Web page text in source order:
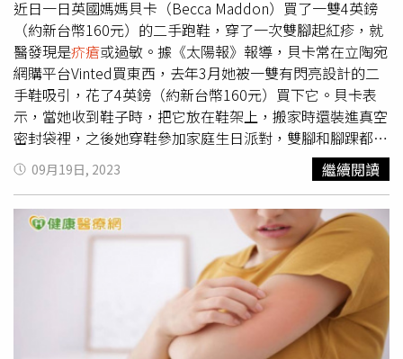
腫瘤，用指態度惡劣、擺爛。【很ㄔㄨㄚ】Trouble，很忙
碌、病情嚴重。【飛ㄇ哩】Family，病人家屬，這個應該
「全家」都會。【很ㄇ】Murmur，愛碎碎唸，意指愛碎
念、很挑剔。【殺一下】Suction，抽一下痰。【阿浪】
Alarm，生理監視器的警報或者叫人鈴。【滂】Puncture，
指穿刺。【滂嘎死】Puncture Gas，指抽動脈血的意思。
【賽奇】Psychic 指有精神疾病或無法理解的行為。【灰
累】Failure，失敗。用在插管或procedure處置時。【AP】
Antepartum，指生產前，也就是「懷孕中」，要照
Portable，AP趕快躲一下。【Portable】Portable X-Ray，
指移動式X光，放射師會推著X光機，到病人的病床來攝影。
【彈】指彈休，就是突然被告知可以「提早下班」或是「不
用出來上班」。【發漏一下】Follow 指追蹤檢查，或是密
切留意。【杯葛】Bag，指點滴袋。【IV彿拉噓】IV
Flush，指動靜脈導管不太通，快速沖液一下。【咖】
Culture，指培養。【U咖】尿液培養。【不辣咖】血液培
養。【掰一下】Biopsy，指切片。【Bonjour】台語，意即
近日一日英國媽媽貝卡（Becca Maddon）買了一雙4英鎊
（約新台幣160元）的二手跑鞋，穿了一次雙腳起紅疹，就
醫發現是疥瘡或過敏。據《太陽報》報導，貝卡常在立陶宛
網購平台Vinted買東西，去年3月她被一雙有閃亮設計的二
手鞋吸引，花了4英鎊（約新台幣160元）買下它。貝卡表
示，當她收到鞋子時，把它放在鞋架上，搬家時還裝進真空
密封袋裡，之後她穿鞋參加家庭生日派對，雙腳和腳踝都出
現嚴重皮疹，起初她以為是濕疹，當斑點往腿部蔓延，她才
發現事情不對勁趕緊就醫。醫師表示，她的狀況可能是疥瘡
或過敏，後續要吃藥改善。一聽到疥瘡，貝卡很害怕，還好
家中沒其他人被傳染。貝卡說，她用Vinted買她和兒子的衣
服和包包，時間有3年了，因為上面有很多賣家，可以買到
很棒的商品，有時標籤還掛著，而且價格便宜許多。儘管如
此，貝卡並沒有責怪Vinted或賣家，她解釋，運動鞋因為沒
有異味，所以她穿之前沒有洗，不過她不會再買二手鞋，就
算價格多便宜，衣服跟包包買了也會先消毒。Vinted建議，
賣家在上架商品前，要先清洗或消毒，如果有缺陷或洗不掉
09月19日, 2023 繼續閱讀